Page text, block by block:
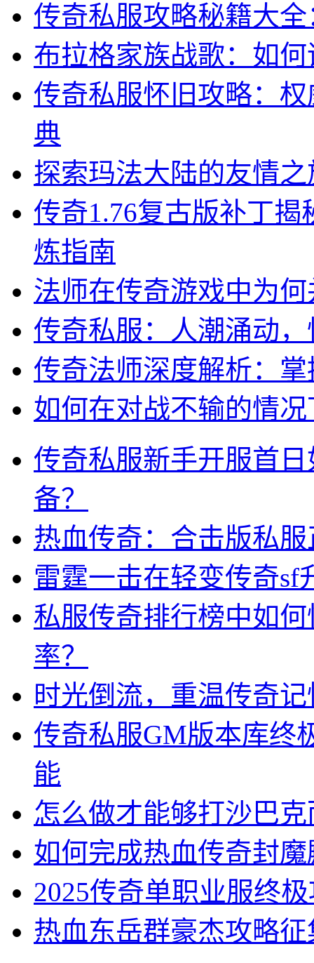
传奇私服攻略秘籍大
布拉格家族战歌：如
传奇私服怀旧攻略：
典
探索玛法大陆的友情
传奇1.76复古版补丁
炼指南
法师在传奇游戏中为
传奇私服：人潮涌动
传奇法师深度解析：
如何在对战不输的情
传奇私服新手开服首
备？
热血传奇：合击版私
雷霆一击在轻变传奇sf
私服传奇排行榜中如
率？
时光倒流，重温传奇
传奇私服GM版本库终
能
怎么做才能够打沙巴
如何完成热血传奇封
2025传奇单职业服终
热血东岳群豪杰攻略